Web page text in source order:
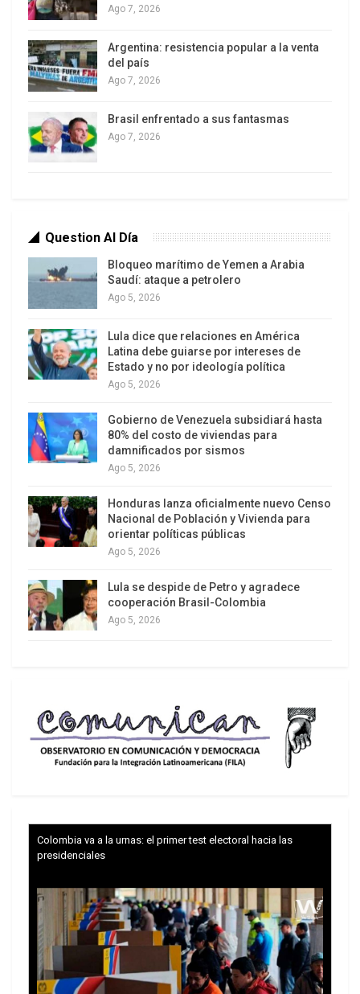
Defensa de Israel aseguraron haber destruido
aproximadamente el 30% de los lanzadores de
misiles balísticos iraníes y afirmaron que su
objetivo es reducir significativamente la amenaza
Ago 7, 2026
Argentina: resistencia popular a la venta
del país
Ago 7, 2026
Brasil enfrentado a sus fantasmas
Ago 7, 2026
Question Al Día
Bloqueo marítimo de Yemen a Arabia
Saudí: ataque a petrolero
Ago 5, 2026
Lula dice que relaciones en América
Latina debe guiarse por intereses de
Estado y no por ideología política
Ago 5, 2026
Gobierno de Venezuela subsidiará hasta
80% del costo de viviendas para
damnificados por sismos
Ago 5, 2026
Honduras lanza oficialmente nuevo Censo
Nacional de Población y Vivienda para
orientar políticas públicas
Ago 5, 2026
Lula se despide de Petro y agradece
cooperación Brasil-Colombia
Ago 5, 2026
Colombia va a la urnas: el primer test electoral hacia las
presidenciales